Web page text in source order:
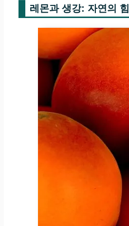
레몬과 생강: 자연의 힘